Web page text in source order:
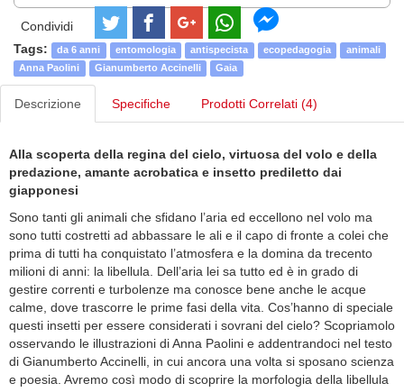
Condividi
Tags:
da 6 anni entomologia antispecista ecopedagogia
animali
Anna Paolini
Gianumberto Accinelli Gaia
Descrizione Specifiche Prodotti Correlati (4)
Alla scoperta della regina del cielo, virtuosa del volo e della
predazione, amante acrobatica e insetto prediletto dai
giapponesi
Sono tanti gli animali che sfidano l’aria ed eccellono nel volo ma
sono tutti costretti ad abbassare le ali e il capo di fronte a colei che
prima di tutti ha conquistato l’atmosfera e la domina da trecento
milioni di anni: la libellula. Dell’aria lei sa tutto ed è in grado di
gestire correnti e turbolenze ma conosce bene anche le acque
calme, dove trascorre le prime fasi della vita. Cos’hanno di speciale
questi insetti per essere considerati i sovrani del cielo? Scopriamolo
osservando le illustrazioni di Anna Paolini e addentrandoci nel testo
di Gianumberto Accinelli, in cui ancora una volta si sposano scienza
e poesia. Avremo così modo di scoprire la morfologia della libellula